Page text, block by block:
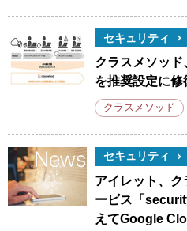
セキュリティ
クラスメソッ
を推奨設定に
クラスメソッド
セキュリティ
アイレット、
ービス「
えてGoogle